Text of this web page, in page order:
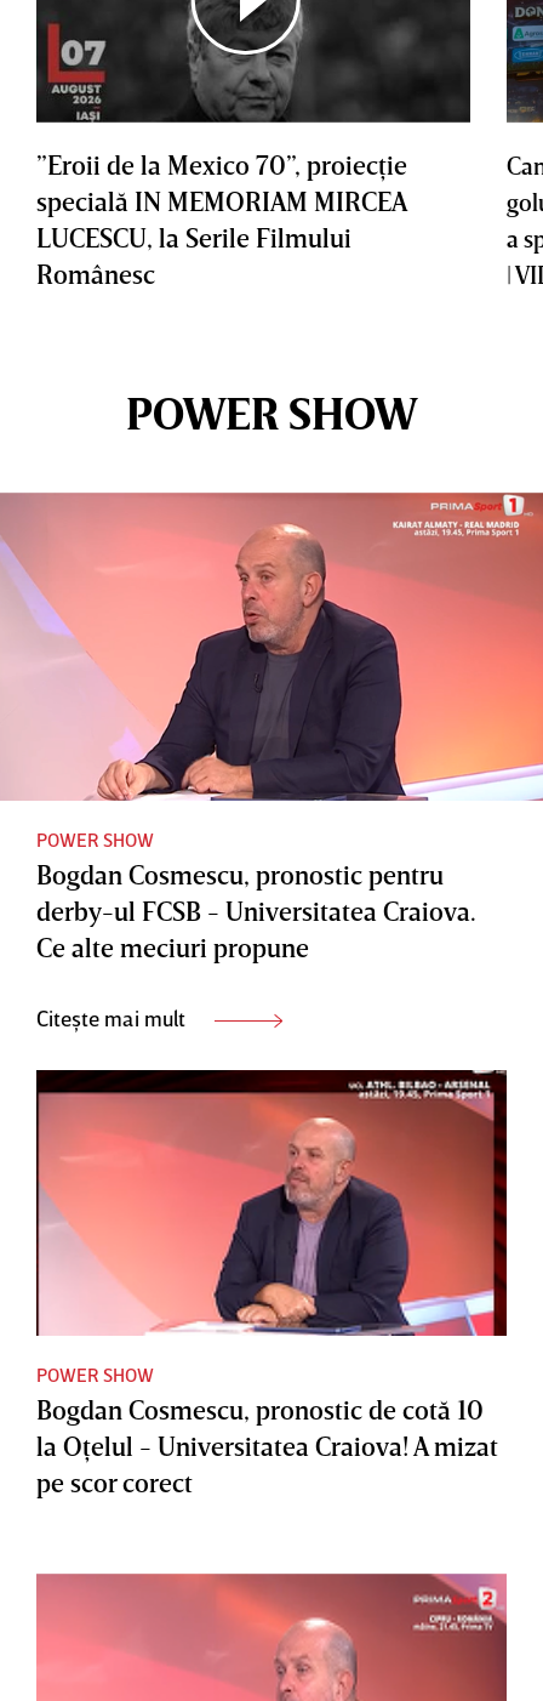
”Eroii de la Mexico 70”, proiecţie
specială IN MEMORIAM MIRCEA
LUCESCU, la Serile Filmului
Românesc
a
|
POWER SHOW
POWER SHOW
Bogdan Cosmescu, pronostic pentru
derby-ul FCSB - Universitatea Craiova.
Ce alte meciuri propune
Citește mai mult
POWER SHOW
Bogdan Cosmescu, pronostic de cotă 10
la Oţelul - Universitatea Craiova! A mizat
pe scor corect